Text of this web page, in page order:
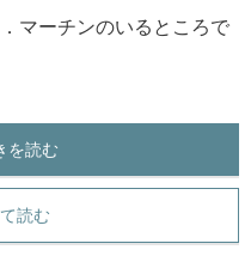
マーチンのいるところで
を読む
読む